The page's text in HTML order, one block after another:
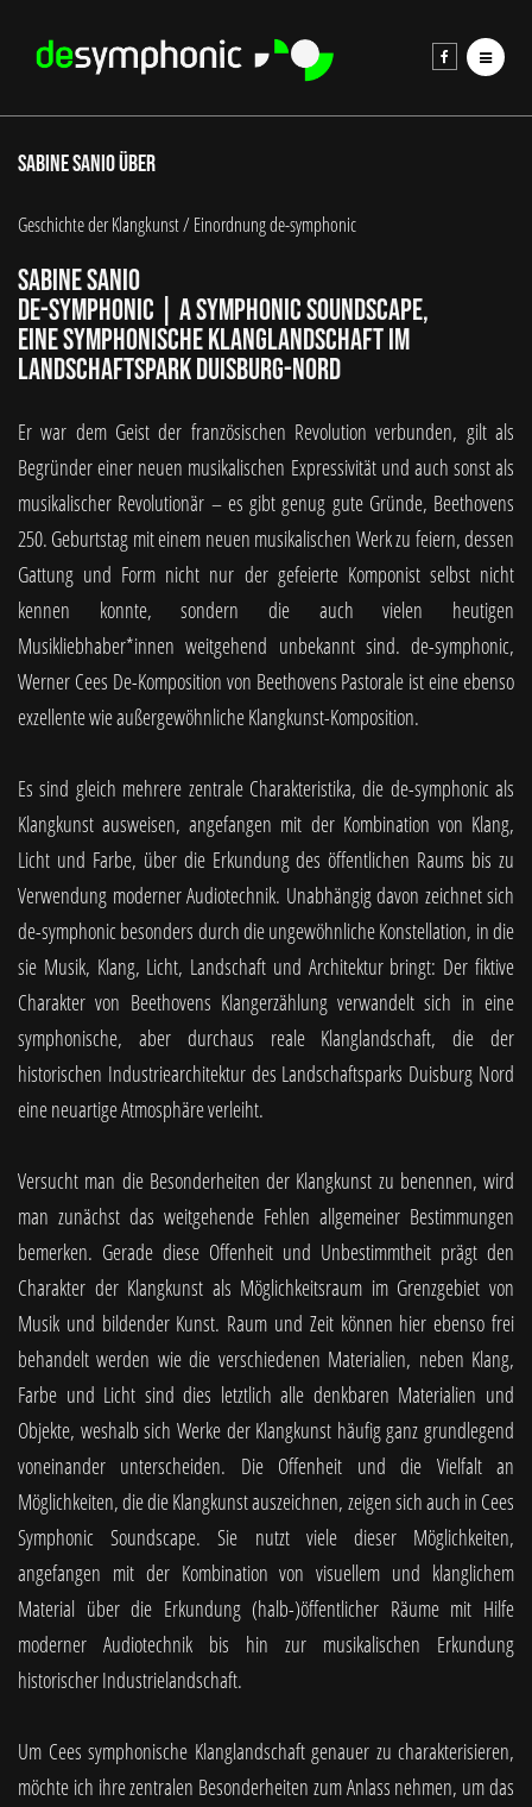
Sabine Sanio über
Geschichte der Klangkunst / Einordnung de-symphonic
Sabine Sanio
de-symphonic | A symphonic soundscape,
eine symphonische Klanglandschaft im
Landschaftspark Duisburg-Nord
Er war dem Geist der französischen Revolution verbunden, gilt als
Begründer einer neuen musikalischen Expressivität und auch sonst als
musikalischer Revolutionär – es gibt genug gute Gründe, Beethovens
250. Geburtstag mit einem neuen musikalischen Werk zu feiern, dessen
Gattung und Form nicht nur der gefeierte Komponist selbst nicht
kennen konnte, sondern die auch vielen heutigen
Musikliebhaber*innen weitgehend unbekannt sind. de-symphonic,
Werner Cees De-Komposition von Beethovens Pastorale ist eine ebenso
exzellente wie außergewöhnliche Klangkunst-Komposition.
Es sind gleich mehrere zentrale Charakteristika, die de-symphonic als
Klangkunst ausweisen, angefangen mit der Kombination von Klang,
Licht und Farbe, über die Erkundung des öffentlichen Raums bis zu
Verwendung moderner Audiotechnik. Unabhängig davon zeichnet sich
de-symphonic besonders durch die ungewöhnliche Konstellation, in die
sie Musik, Klang, Licht, Landschaft und Architektur bringt: Der fiktive
Charakter von Beethovens Klangerzählung verwandelt sich in eine
symphonische, aber durchaus reale Klanglandschaft, die der
historischen Industriearchitektur des Landschaftsparks Duisburg Nord
eine neuartige Atmosphäre verleiht.
Versucht man die Besonderheiten der Klangkunst zu benennen, wird
man zunächst das weitgehende Fehlen allgemeiner Bestimmungen
bemerken. Gerade diese Offenheit und Unbestimmtheit prägt den
Charakter der Klangkunst als Möglichkeitsraum im Grenzgebiet von
Musik und bildender Kunst. Raum und Zeit können hier ebenso frei
behandelt werden wie die verschiedenen Materialien, neben Klang,
Farbe und Licht sind dies letztlich alle denkbaren Materialien und
Objekte, weshalb sich Werke der Klangkunst häufig ganz grundlegend
voneinander unterscheiden. Die Offenheit und die Vielfalt an
Möglichkeiten, die die Klangkunst auszeichnen, zeigen sich auch in Cees
Symphonic Soundscape. Sie nutzt viele dieser Möglichkeiten,
angefangen mit der Kombination von visuellem und klanglichem
Material über die Erkundung (halb-)öffentlicher Räume mit Hilfe
moderner Audiotechnik bis hin zur musikalischen Erkundung
historischer Industrielandschaft.
Um Cees symphonische Klanglandschaft genauer zu charakterisieren,
möchte ich ihre zentralen Besonderheiten zum Anlass nehmen, um das